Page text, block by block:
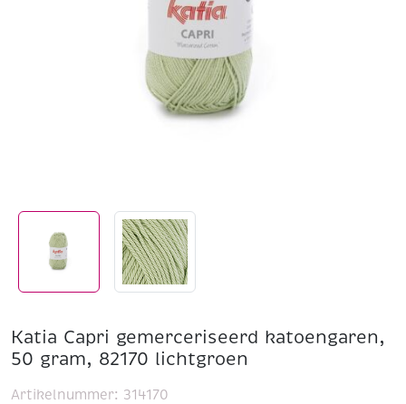
Katia Capri gemerceriseerd katoengaren,
50 gram, 82170 lichtgroen
Artikelnummer: 314170